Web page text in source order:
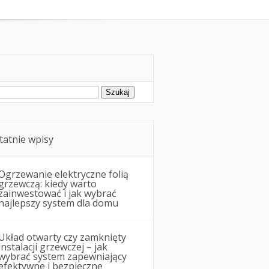
wpisy
elektryczne folią
kiedy warto
i jak wybrać
system dla domu
otwarty czy zamknięty
grzewczej – jak
system zapewniający
i bezpieczne